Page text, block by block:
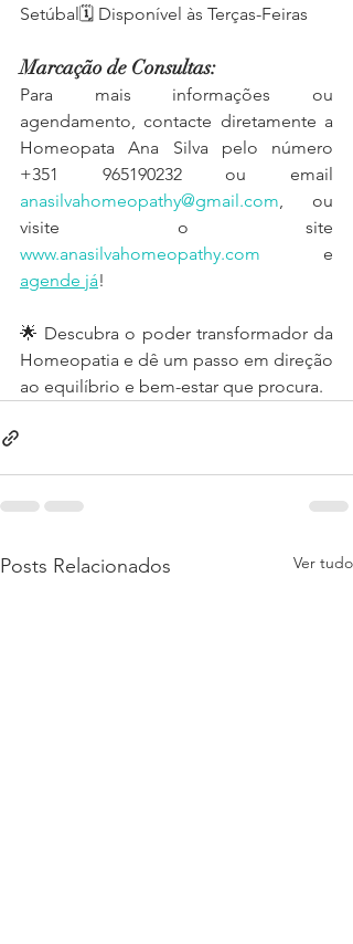
Setúbal🗓 Disponível às Terças-Feiras
Marcação de Consultas:
Para mais informações ou
agendamento, contacte diretamente a
Homeopata Ana Silva pelo número
anasilvahomeopathy@gmail.com, ou
www.anasilvahomeopathy.com
agende já!
🌟 Descubra o poder transformador da
Homeopatia e dê um passo em direção
ao equilíbrio e bem-estar que procura.
Posts Relacionados Ver tudo